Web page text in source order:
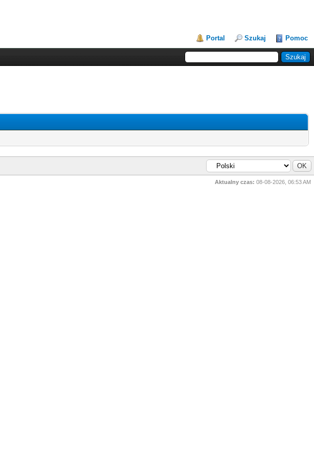
Portal Szukaj Pomoc
Aktualny czas: 08-08-2026, 06:53 AM